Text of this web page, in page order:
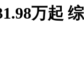
万起